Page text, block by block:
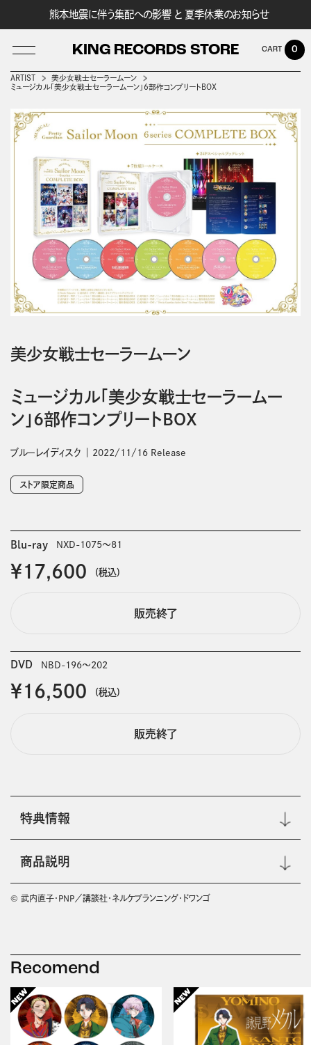
熊本地震に伴う集配への影響 と 夏季休業のお知らせ
KING RECORDS STORE
LOG IN
0
ARTIST
美少女戦士セーラームーン
ミュージカル「美少女戦士セーラームーン」6部作コンプリートBOX
美少女戦士セーラームーン
ミュージカル「美少女戦士セーラームー
ン」6部作コンプリートBOX
ブルーレイディスク 2022/11/16 Release
ストア限定商品
Blu-ray NXD-1075～81
￥17,600 (税込)
販売終了
DVD NBD-196～202
￥16,500 (税込)
販売終了
特典情報
商品説明
© 武内直子・PNP／講談社・ネルケプランニング・ドワンゴ
Recomend